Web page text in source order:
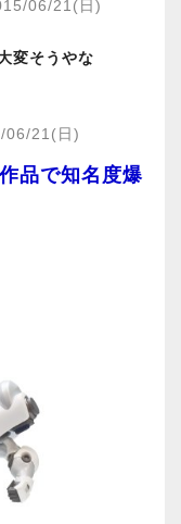
06/21(日)
変そうやな
06/21(日)
品で知名度爆